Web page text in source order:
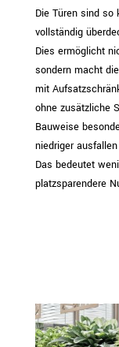
Die Türen sind so
vollständig
Dies ermöglicht
sondern macht
mit
ohne zusätzliche
Bauweise
niedriger
Das bedeutet
platzsparendere